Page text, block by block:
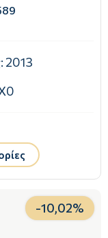
2013
-10,02%